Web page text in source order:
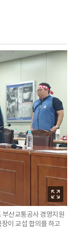
산교통공사 경영지원
이 교섭 합의를 하고